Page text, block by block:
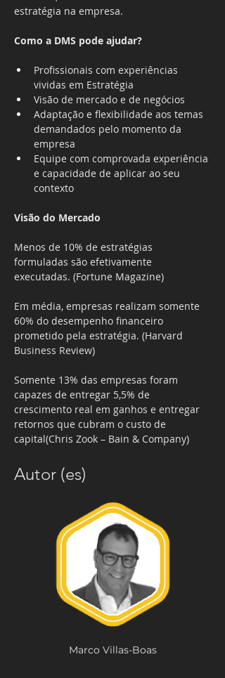
estratégia na empresa.
Como a DMS pode ajudar?
Profissionais com experiências
vividas em Estratégia
Visão de mercado e de negócios
Adaptação e flexibilidade aos temas
demandados pelo momento da
empresa
Equipe com comprovada experiência
e capacidade de aplicar ao seu
contexto
Visão do Mercado
Menos de 10% de estratégias
formuladas são efetivamente
executadas. (Fortune Magazine)
Em média, empresas realizam somente
60% do desempenho financeiro
prometido pela estratégia. (Harvard
Business Review)
Somente 13% das empresas foram
capazes de entregar 5,5% de
crescimento real em ganhos e entregar
retornos que cubram o custo de
capital(Chris Zook – Bain & Company)
Marco Villas-Boas
Autor (es)